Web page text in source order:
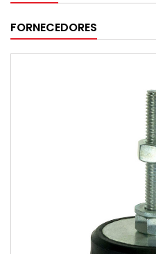
FORNECEDORES